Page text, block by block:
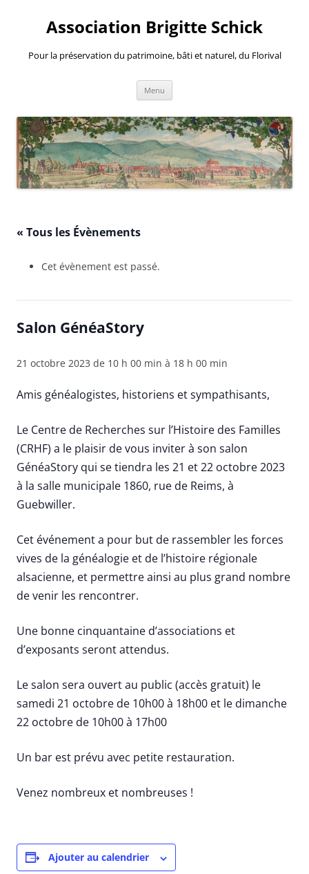
contenuAssociation Brigitte Schick
Pour la préservation du patrimoine, bâti et naturel, du Florival
Menu
« Tous les Évènements
Cet évènement est passé.
Salon GénéaStory
21 octobre 2023 de 10 h 00 min à 18 h 00 min
Amis généalogistes, historiens et sympathisants,
Le Centre de Recherches sur l’Histoire des Familles
(CRHF) a le plaisir de vous inviter à son salon
GénéaStory qui se tiendra les 21 et 22 octobre 2023
à la salle municipale 1860, rue de Reims, à
Guebwiller.
Cet événement a pour but de rassembler les forces
vives de la généalogie et de l’histoire régionale
alsacienne, et permettre ainsi au plus grand nombre
de venir les rencontrer.
Une bonne cinquantaine d’associations et
d’exposants seront attendus.
Le salon sera ouvert au public (accès gratuit) le
samedi 21 octobre de 10h00 à 18h00 et le dimanche
22 octobre de 10h00 à 17h00
Un bar est prévu avec petite restauration.
Venez nombreux et nombreuses !
Ajouter au calendrier